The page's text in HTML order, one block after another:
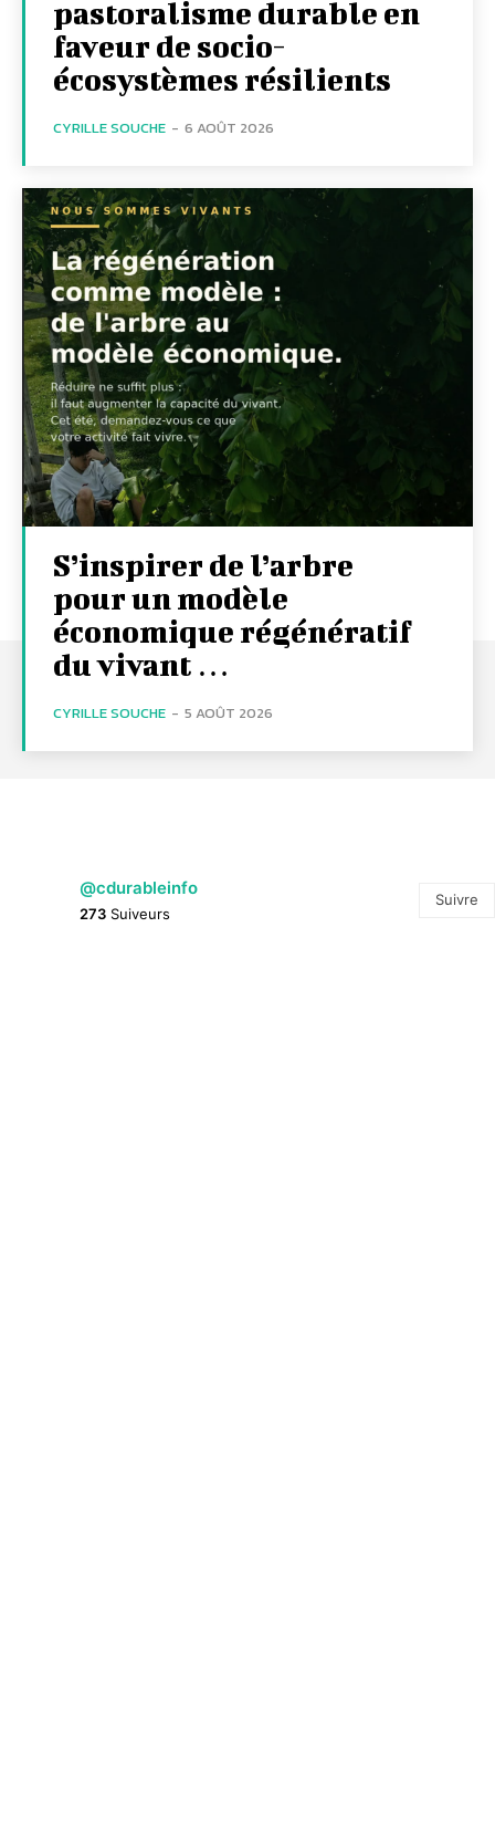
pastoralisme durable en
faveur de socio-
écosystèmes résilients
CYRILLE SOUCHE - 6 AOÛT 2026
S’inspirer de l’arbre
pour un modèle
économique régénératif
du vivant …
CYRILLE SOUCHE - 5 AOÛT 2026
@cdurableinfo
273 Suiveurs
Suivre